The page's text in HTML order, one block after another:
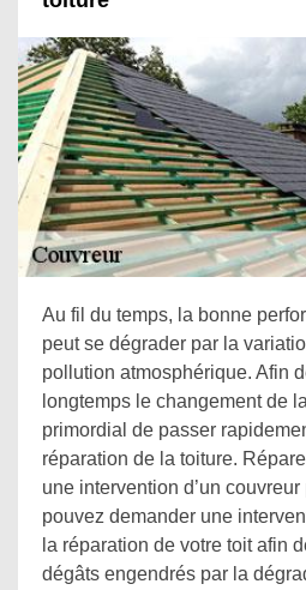
Au fil du temps, la bonne
peut se dégrader par la
pollution atmosphérique. Afin
longtemps le changement de
primordial de passer
réparation de la toiture.
une intervention d’un
pouvez demander une
la réparation de votre toit afin
dégâts engendrés par la